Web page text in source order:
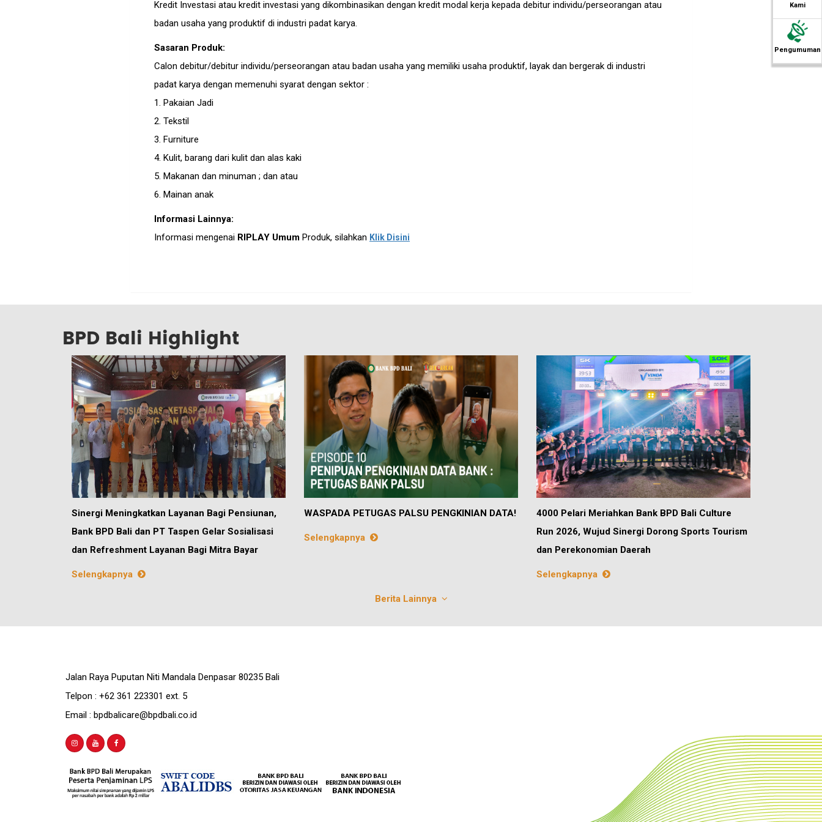
Kami
Pengumuman
Kredit Investasi atau kredit investasi yang dikombinasikan dengan kredit modal kerja kepada debitur individu/perseorangan atau
badan usaha yang produktif di industri padat karya.
Sasaran Produk:
Calon debitur/debitur individu/perseorangan atau badan usaha yang memiliki usaha produktif, layak dan bergerak di industri
padat karya dengan memenuhi syarat dengan sektor :
1. Pakaian Jadi
2. Tekstil
3. Furniture
4. Kulit, barang dari kulit dan alas kaki
5. Makanan dan minuman ; dan atau
6. Mainan anak
Informasi Lainnya:
Informasi mengenai RIPLAY Umum Produk, silahkan Klik Disini
BPD Bali Highlight
Sinergi Meningkatkan Layanan Bagi Pensiunan,
Bank BPD Bali dan PT Taspen Gelar Sosialisasi
dan Refreshment Layanan Bagi Mitra Bayar
Selengkapnya
WASPADA PETUGAS PALSU PENGKINIAN DATA!
Selengkapnya
4000 Pelari Meriahkan Bank BPD Bali Culture
Run 2026, Wujud Sinergi Dorong Sports Tourism
dan Perekonomian Daerah
Selengkapnya
Berita Lainnya
Jalan Raya Puputan Niti Mandala Denpasar 80235 Bali
Telpon : +62 361 223301 ext. 5
Email : bpdbalicare@bpdbali.co.id